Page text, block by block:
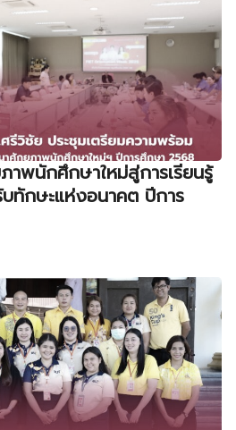
พนักศึกษาใหม่สู่การเรียนรู้
ทักษะแห่งอนาคต ปีการ